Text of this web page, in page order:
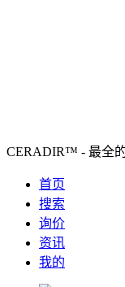
CERADIR™ - 最全
首页
搜索
询价
资讯
我的